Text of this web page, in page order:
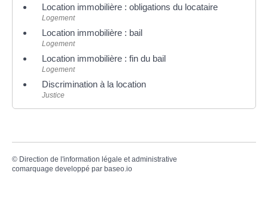
Location immobilière : obligations du locataire
Logement
Location immobilière : bail
Logement
Location immobilière : fin du bail
Logement
Discrimination à la location
Justice
© Direction de l'information légale et administrative
comarquage developpé par baseo.io